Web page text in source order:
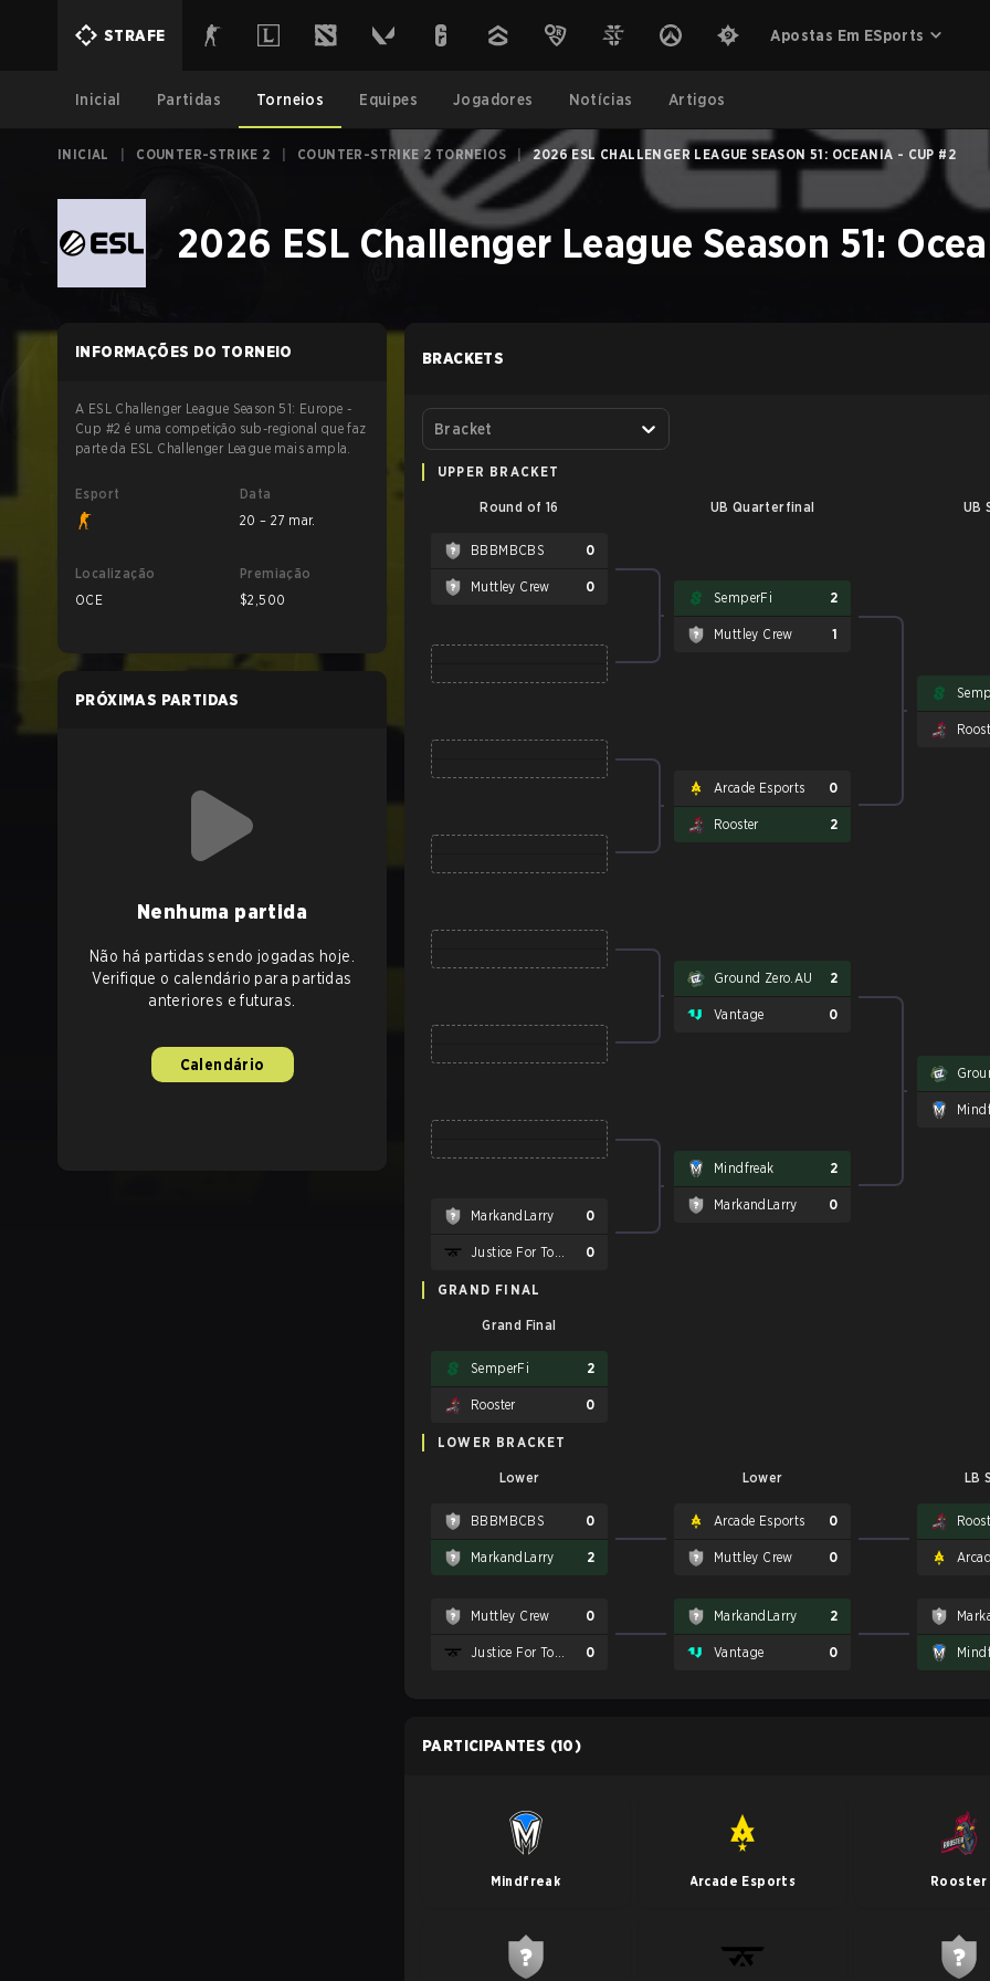
STRAFE Apostas Em ESports
Inicial Partidas Torneios Equipes Jogadores Notícias Artigos
INICIAL COUNTER-STRIKE 2 COUNTER-STRIKE 2 TORNEIOS | 2026 ESL CHALLENGER LEAGUE SEASON 51: OCEANIA - CUP #2
2026 ESL Challenger League Season 51:
INFORMAÇÕES DO TORNEIO
A ESL Challenger League Season 51: Europe -
Cup #2 é uma competição sub-regional que faz
parte da ESL Challenger League mais ampla.
Esport
Data
20 – 27 mar.
Localização
OCE
Premiação
$2,500
PRÓXIMAS PARTIDAS
Nenhuma partida
Não há partidas sendo jogadas hoje.
Verifique o calendário para partidas
anteriores e futuras.
Calendário
BRACKETS
Bracket
UPPER BRACKET
Round of 16 UB Quarterfinal UB
BBBMBCBS 0
Muttley Crew 0
MarkandLarry 0
0
SemperFi 2
Muttley Crew 1
Arcade Esports 0
Rooster 2
Ground Zero.AU 2
Vantage 0
Mindfreak 2
MarkandLarry 0
GRAND FINAL
Grand Final
SemperFi 2
Rooster 0
LOWER BRACKET
Lower Lower LB
BBBMBCBS 0
MarkandLarry 2
Muttley Crew 0
0
Arcade Esports 0
Muttley Crew 0
MarkandLarry 2
Vantage 0
PARTICIPANTES (10)
Mindfreak Arcade Esports Rooster